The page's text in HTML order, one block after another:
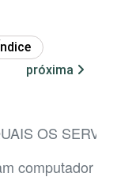
próxima
OS
computador